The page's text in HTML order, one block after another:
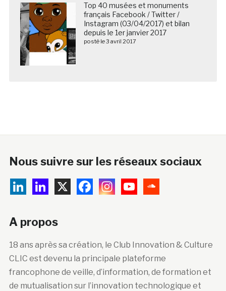
Top 40 musées et monuments
français Facebook / Twitter /
Instagram (03/04/2017) et bilan
depuis le 1er janvier 2017
posté le 3 avril 2017
Nous suivre sur les réseaux sociaux
A propos
18 ans après sa création, le Club Innovation & Culture
CLIC est devenu la principale plateforme
francophone de veille, d’information, de formation et
de mutualisation sur l’innovation technologique et